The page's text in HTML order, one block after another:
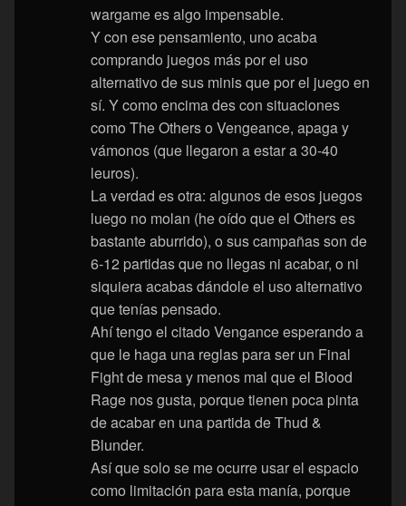
wargame es algo impensable.
Y con ese pensamiento, uno acaba
comprando juegos más por el uso
alternativo de sus minis que por el juego en
sí. Y como encima des con situaciones
como The Others o Vengeance, apaga y
vámonos (que llegaron a estar a 30-40
leuros).
La verdad es otra: algunos de esos juegos
luego no molan (he oído que el Others es
bastante aburrido), o sus campañas son de
6-12 partidas que no llegas ni acabar, o ni
siquiera acabas dándole el uso alternativo
que tenías pensado.
Ahí tengo el citado Vengance esperando a
que le haga una reglas para ser un Final
Fight de mesa y menos mal que el Blood
Rage nos gusta, porque tienen poca pinta
de acabar en una partida de Thud &
Blunder.
Así que solo se me ocurre usar el espacio
como limitación para esta manía, porque